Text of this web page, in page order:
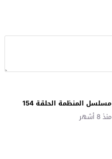
مسلسل المنظمة الحلقة 154
منذ 8 أشهر